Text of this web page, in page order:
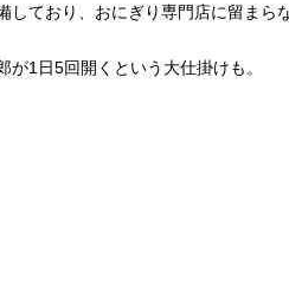
ており、おにぎり専門店に留まら
1日5回開くという大仕掛けも。